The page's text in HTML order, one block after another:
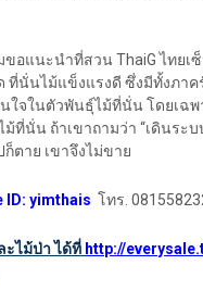
อแนะนำที่สวน ThaiG ไทย
นั่นไม้แข็งแรงดี ซึ่งมีทั้งภา
ใจในตัวพันธุ์ไม้ที่นั่น โดยเฉ
นั่น ถ้าเขาถามว่า “เดินระบ
ก็ตาย เขาจึงไม่ขาย
ID: yimthais โทร.
ะไม้ป่า ได้ที่ http://